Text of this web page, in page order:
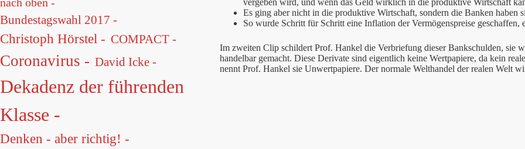
Es ging aber nicht in die produktive Wirtschaft, sondern die Banken haben
So wurde Schritt für Schritt eine Inflation der Vermögenspreise
Im zweiten Clip schildert Prof. Hankel die Verbriefung dieser Bankschulden, sie
handelbar gemacht. Diese Derivate sind eigentlich keine Wertpapiere, da kein
nennt Prof. Hankel sie Unwertpapiere. Der normale Welthandel der realen Welt
Bundestagswahl 2017 -
Christoph Hörstel - COMPACT -
Coronavirus - David Icke -
Dekadenz der führenden
Klasse -
Denken - aber richtig! -